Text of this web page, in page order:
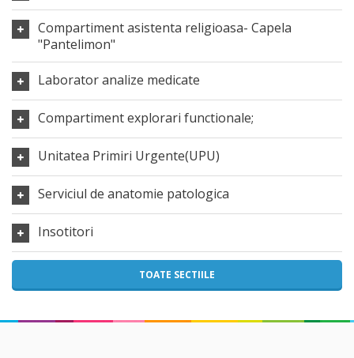
Compartiment asistenta religioasa- Capela
"Pantelimon"
Laborator analize medicate
Compartiment explorari functionale;
Unitatea Primiri Urgente(UPU)
Serviciul de anatomie patologica
Insotitori
TOATE SECTIILE